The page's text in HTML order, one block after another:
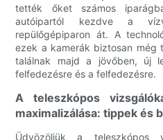
tették őket számos
autóipartól kezdve a
repülőgépiparon át. A
ezek a kamerák biztosan még
találnak majd a jövőben, új
felfedezésre és a felfedezésre.
A teleszkópos
maximalizálása: tippek és
Üdvözöljük a teleszkópos